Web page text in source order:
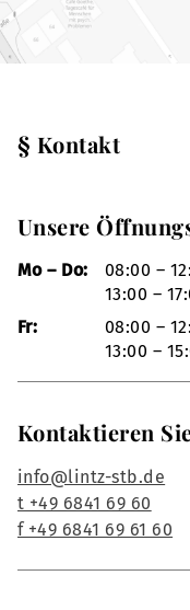
§ Kontakt
Unsere
Mo – Do:
08:00 –
13:00 –
Fr:
08:00 –
13:00 –
Kontaktieren
info@lintz-stb.de
t +49 6841 69 60
f +49 6841 69 61 60